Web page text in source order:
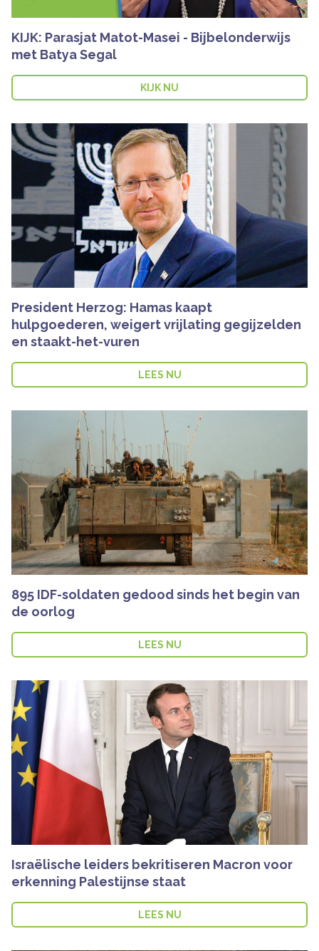
KIJK: Parasjat Matot-Masei - Bijbelonderwijs
met Batya Segal
KIJK NU
President Herzog: Hamas kaapt
hulpgoederen, weigert vrijlating gegijzelden
en staakt-het-vuren
LEES NU
895 IDF-soldaten gedood sinds het begin van
de oorlog
LEES NU
Israëlische leiders bekritiseren Macron voor
erkenning Palestijnse staat
LEES NU